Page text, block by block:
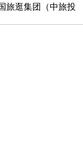
旅逛集团（中旅投